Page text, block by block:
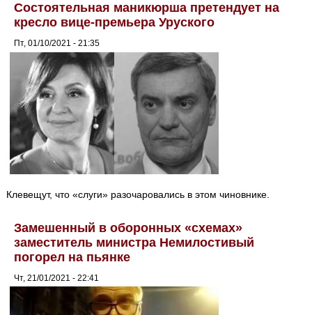
Состоятельная маникюрша претендует на
кресло вице-премьера Уруского
Пт, 01/10/2021 - 21:35
Клевещут, что «слуги» разочаровались в этом чиновнике.
Замешенный в оборонных «схемах»
заместитель министра Немилостивый
погорел на пьянке
Чт, 21/01/2021 - 22:41